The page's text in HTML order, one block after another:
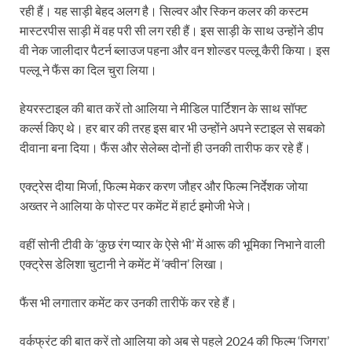
रही हैं। यह साड़ी बेहद अलग है। सिल्वर और स्किन कलर की कस्टम
मास्टरपीस साड़ी में वह परी सी लग रही हैं। इस साड़ी के साथ उन्होंने डीप
वी नेक जालीदार पैटर्न ब्लाउज पहना और वन शोल्डर पल्लू कैरी किया। इस
पल्लू ने फैंस का दिल चुरा लिया।
हेयरस्टाइल की बात करें तो आलिया ने मीडिल पार्टिशन के साथ सॉफ्ट
कर्ल्स किए थे। हर बार की तरह इस बार भी उन्होंने अपने स्टाइल से सबको
दीवाना बना दिया। फैंस और सेलेब्स दोनों ही उनकी तारीफ कर रहे हैं।
एक्ट्रेस दीया मिर्जा, फिल्म मेकर करण जौहर और फिल्म निर्देशक जोया
अख्तर ने आलिया के पोस्ट पर कमेंट में हार्ट इमोजी भेजे।
वहीं सोनी टीवी के ‘कुछ रंग प्यार के ऐसे भी’ में आरू की भूमिका निभाने वाली
एक्ट्रेस डेलिशा चुटानी ने कमेंट में ‘क्वीन’ लिखा।
फैंस भी लगातार कमेंट कर उनकी तारीफें कर रहे हैं।
वर्कफ्रंट की बात करें तो आलिया को अब से पहले 2024 की फिल्म ‘जिगरा’